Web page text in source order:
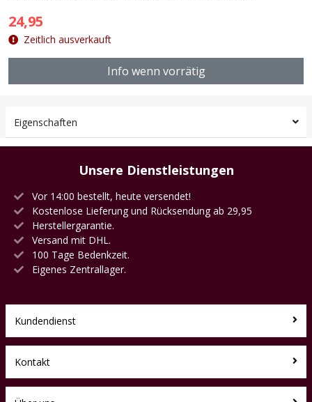
24,95
Zeitlich ausverkauft
Info wenn vorrätig
Eigenschaften
Unsere Dienstleistungen
Vor 14:00 bestellt, heute versendet!
Kostenlose Lieferung und Rücksendung ab 29,95
Herstellergarantie.
Versand mit DHL.
100 Tage Bedenkzeit.
Eigenes Zentrallager.
Kundendienst
Kontakt